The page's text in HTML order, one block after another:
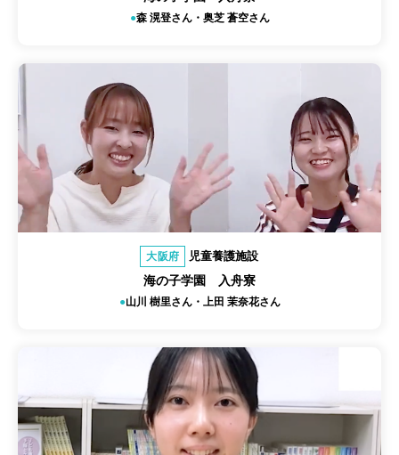
森 滉登さん・奥芝 蒼空さん
大阪府 児童養護施設
海の子学園 入舟寮
山川 樹里さん・上田 茉奈花さん